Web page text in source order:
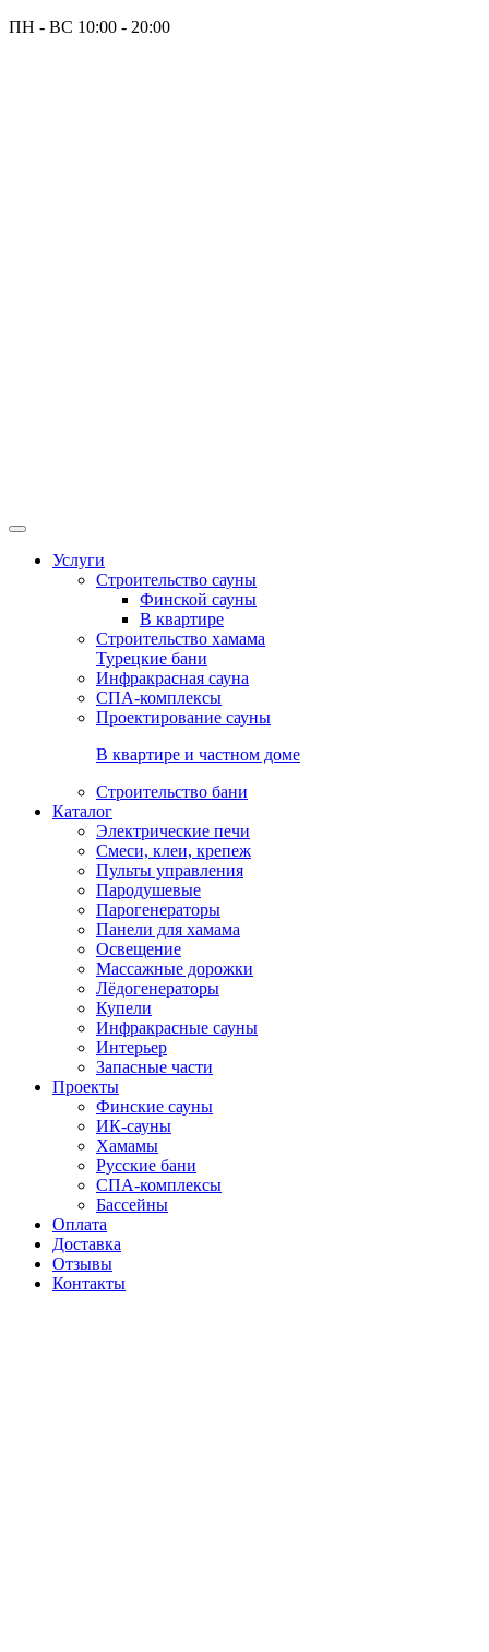
ПН - ВС 10:00 - 20:00
Услуги
Строительство сауны
Финской сауны
В квартире
Строительство хамама
Турецкие бани
Инфракрасная сауна
СПА-комплексы
Проектирование сауны
В квартире и частном доме
Строительство бани
Каталог
Электрические печи
Смеси, клеи, крепеж
Пульты управления
Пародушевые
Парогенераторы
Панели для хамама
Освещение
Массажные дорожки
Лёдогенераторы
Купели
Инфракрасные сауны
Интерьер
Запасные части
Проекты
Финские сауны
ИК-сауны
Хамамы
Русские бани
СПА-комплексы
Бассейны
Оплата
Доставка
Отзывы
Контакты